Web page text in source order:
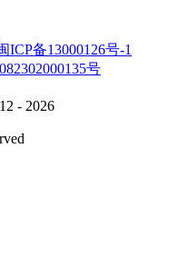
ICP备13000126号-1
号
- 2026